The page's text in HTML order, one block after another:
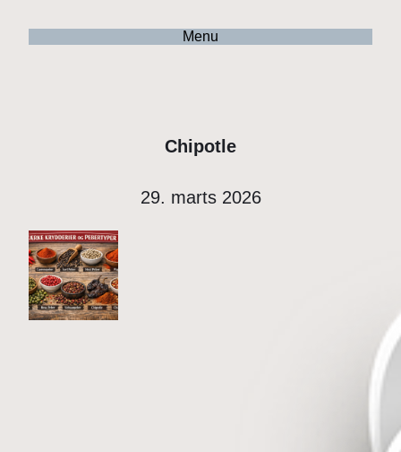
Menu
Chipotle
29. marts 2026